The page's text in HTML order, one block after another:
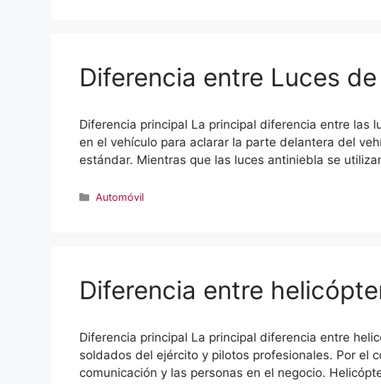
Diferencia entre Luces
Diferencia principal La principal diferencia entre las
en el vehículo para aclarar la parte delantera del
estándar. Mientras que las luces antiniebla se
Categorías
Automóvil
Diferencia entre
Diferencia principal La principal diferencia entre
soldados del ejército y pilotos profesionales. Por el
comunicación y las personas en el negocio.